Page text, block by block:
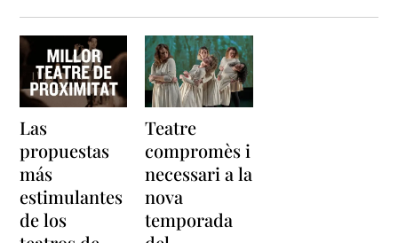
Las
propuestas
más
estimulantes
de los
Teatre
compromès i
necessari a la
nova
temporada